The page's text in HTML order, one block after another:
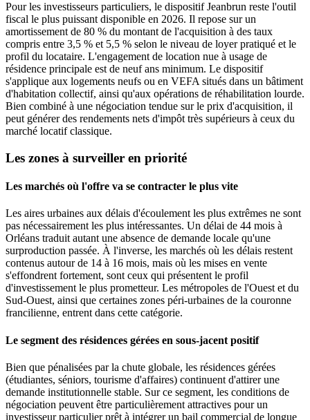
Pour les investisseurs particuliers, le dispositif Jeanbrun reste l'outil
fiscal le plus puissant disponible en 2026. Il repose sur un
amortissement de 80 % du montant de l'acquisition à des taux
compris entre 3,5 % et 5,5 % selon le niveau de loyer pratiqué et le
profil du locataire. L'engagement de location nue à usage de
résidence principale est de neuf ans minimum. Le dispositif
s'applique aux logements neufs ou en VEFA situés dans un bâtiment
d'habitation collectif, ainsi qu'aux opérations de réhabilitation lourde.
Bien combiné à une négociation tendue sur le prix d'acquisition, il
peut générer des rendements nets d'impôt très supérieurs à ceux du
marché locatif classique.
Les zones à surveiller en priorité
Les marchés où l'offre va se contracter le plus vite
Les aires urbaines aux délais d'écoulement les plus extrêmes ne sont
pas nécessairement les plus intéressantes. Un délai de 44 mois à
Orléans traduit autant une absence de demande locale qu'une
surproduction passée. À l'inverse, les marchés où les délais restent
contenus autour de 14 à 16 mois, mais où les mises en vente
s'effondrent fortement, sont ceux qui présentent le profil
d'investissement le plus prometteur. Les métropoles de l'Ouest et du
Sud-Ouest, ainsi que certaines zones péri-urbaines de la couronne
francilienne, entrent dans cette catégorie.
Le segment des résidences gérées en sous-jacent positif
Bien que pénalisées par la chute globale, les résidences gérées
(étudiantes, séniors, tourisme d'affaires) continuent d'attirer une
demande institutionnelle stable. Sur ce segment, les conditions de
négociation peuvent être particulièrement attractives pour un
investisseur particulier prêt à intégrer un bail commercial de longue